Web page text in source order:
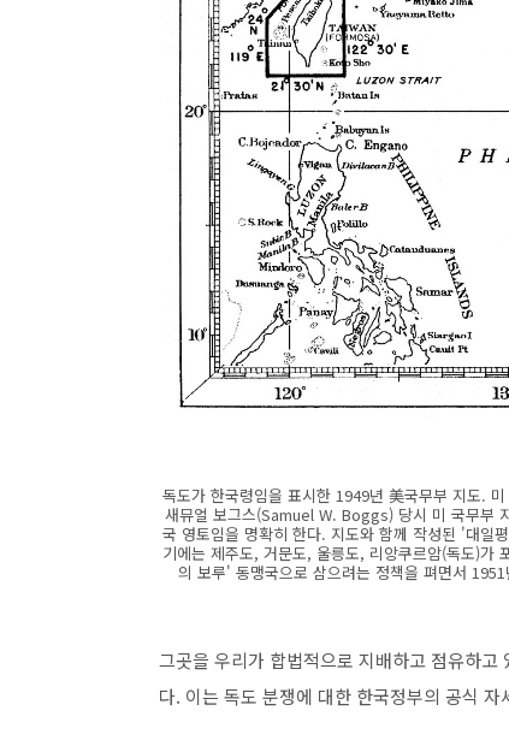
독도가 한국령임을 표시한 1949년 美국무부 지도.
새뮤얼 보그스(Samuel W. Boggs) 당시 미 국무부
국 영토임을 명확히 한다. 지도와 함께 작성된 '대일
기에는 제주도, 거문도, 울릉도, 리앙쿠르암(독도)
의 보루' 동맹국으로 삼으려는 정책을 펴면서
그곳을 우리가 합법적으로 지배하고 점유하
다. 이는 독도 분쟁에 대한 한국정부의 공식 자